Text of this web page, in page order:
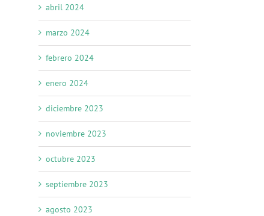
abril 2024
marzo 2024
febrero 2024
enero 2024
diciembre 2023
noviembre 2023
octubre 2023
septiembre 2023
agosto 2023